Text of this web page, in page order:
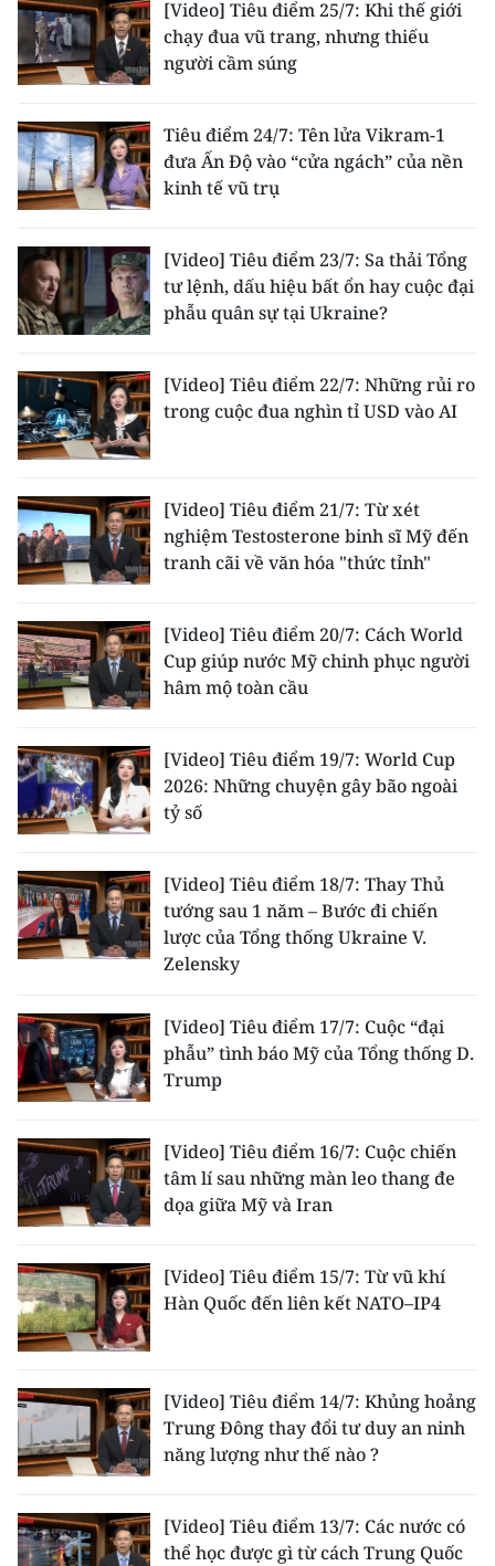
ENGLISH
中文
FRANÇAIS
РУССКИЙ
한국어
[Video] Tiêu điểm 25/7: Khi thế giới
chạy đua vũ trang, nhưng thiếu
người cầm súng
Tiêu điểm 24/7: Tên lửa Vikram-1
đưa Ấn Độ vào “cửa ngách” của nền
kinh tế vũ trụ
[Video] Tiêu điểm 23/7: Sa thải Tổng
tư lệnh, dấu hiệu bất ổn hay cuộc đại
phẫu quân sự tại Ukraine?
[Video] Tiêu điểm 22/7: Những rủi ro
trong cuộc đua nghìn tỉ USD vào AI
[Video] Tiêu điểm 21/7: Từ xét
nghiệm Testosterone binh sĩ Mỹ đến
tranh cãi về văn hóa "thức tỉnh"
[Video] Tiêu điểm 20/7: Cách World
Cup giúp nước Mỹ chinh phục người
hâm mộ toàn cầu
[Video] Tiêu điểm 19/7: World Cup
2026: Những chuyện gây bão ngoài
tỷ số
[Video] Tiêu điểm 18/7: Thay Thủ
tướng sau 1 năm – Bước đi chiến
lược của Tổng thống Ukraine V.
Zelensky
[Video] Tiêu điểm 17/7: Cuộc “đại
phẫu” tình báo Mỹ của Tổng thống D.
Trump
[Video] Tiêu điểm 16/7: Cuộc chiến
tâm lí sau những màn leo thang đe
dọa giữa Mỹ và Iran
[Video] Tiêu điểm 15/7: Từ vũ khí
Hàn Quốc đến liên kết NATO–IP4
[Video] Tiêu điểm 14/7: Khủng hoảng
Trung Đông thay đổi tư duy an ninh
năng lượng như thế nào ?
[Video] Tiêu điểm 13/7: Các nước có
thể học được gì từ cách Trung Quốc